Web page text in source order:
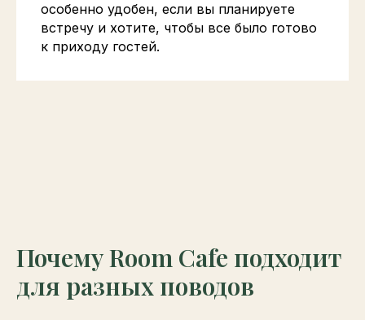
особенно удобен, если вы планируете
встречу и хотите, чтобы все было готово
к приходу гостей.
Почему Room Cafe подходит
для разных поводов